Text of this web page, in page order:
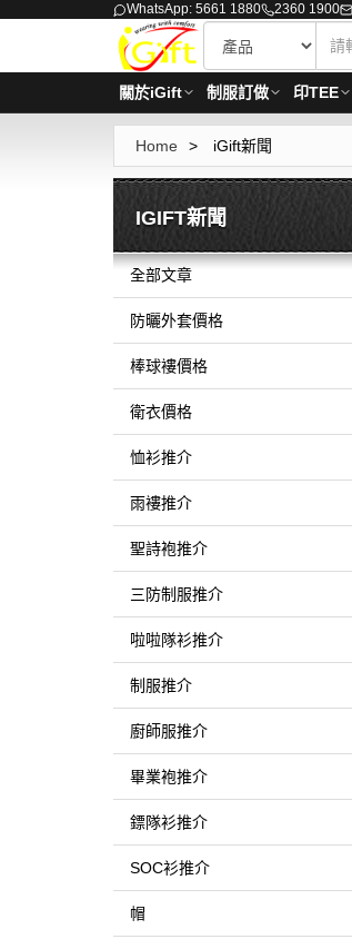
WhatsApp: 5661 1880 2360 1900
關於iGift 制服訂做 印TEE
Home > iGift新聞
IGIFT新聞
全部文章
防曬外套價格
棒球褸價格
衛衣價格
恤衫推介
雨褸推介
聖詩袍推介
三防制服推介
啦啦隊衫推介
制服推介
廚師服推介
畢業袍推介
鏢隊衫推介
SOC衫推介
帽